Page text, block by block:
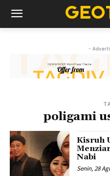
-
poligami
Kisruh
Nabi
Senin, 28